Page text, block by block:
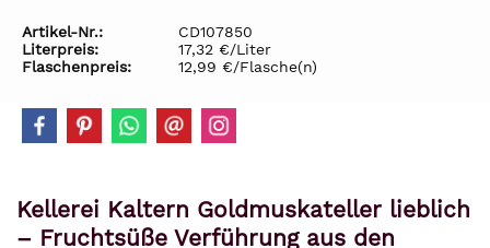
Artikel-Nr.:
CD107850
Literpreis:
17,32 €/Liter
Flaschenpreis:
12,99 €/Flasche(n)
Kellerei Kaltern Goldmuskateller lieblich
– Fruchtsüße Verführung aus den